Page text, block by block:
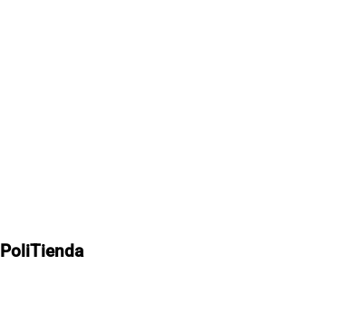
PoliTienda